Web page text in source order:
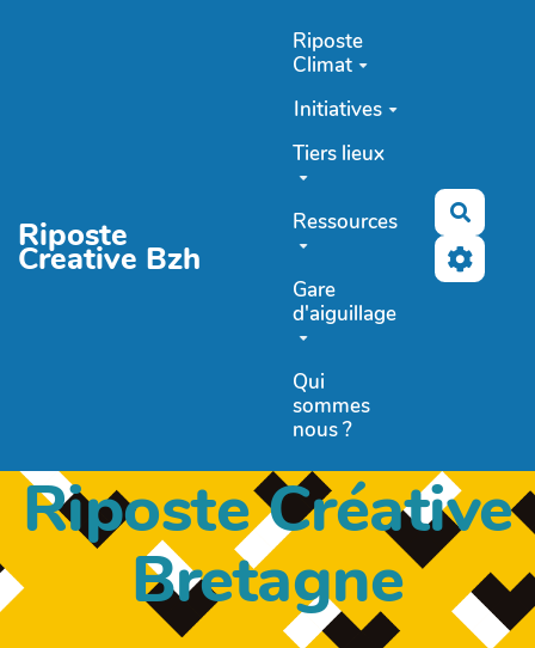
Riposte
Creative Bzh
Riposte
Climat
Initiatives
Tiers lieux
Ressources
Gare
d'aiguillage
Qui
sommes
nous ?
Riposte Créative
Bretagne